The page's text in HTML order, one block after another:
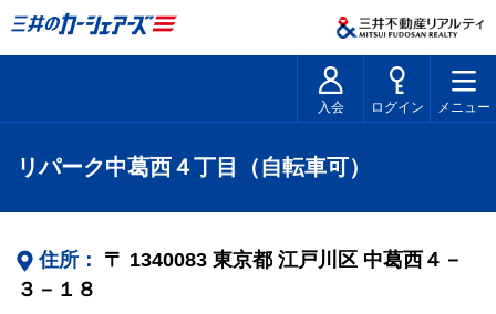
入会 ログイン メニュー
リパーク中葛西４丁目（自転車可）
住所： 〒 1340083 東京都 江戸川区 中葛西４－
３－１８